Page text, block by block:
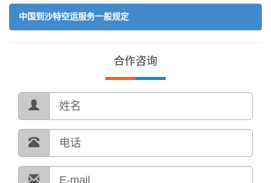
中国到沙特空运服务一般规定
合作咨询